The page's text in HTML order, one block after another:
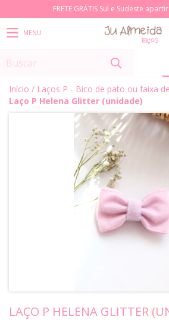
FRETE GRÁTIS Sul e Sudeste
MENU
Início / Laços P - Bico de pato ou faixa
Laço P Helena Glitter (unidade)
LAÇO P HELENA GLITTER